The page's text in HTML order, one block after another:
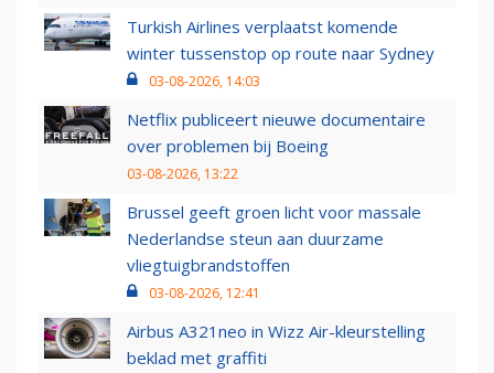
Turkish Airlines verplaatst komende
winter tussenstop op route naar Sydney
03-08-2026, 14:03
Netflix publiceert nieuwe documentaire
over problemen bij Boeing
03-08-2026, 13:22
Brussel geeft groen licht voor massale
Nederlandse steun aan duurzame
vliegtuigbrandstoffen
03-08-2026, 12:41
Airbus A321neo in Wizz Air-kleurstelling
beklad met graffiti